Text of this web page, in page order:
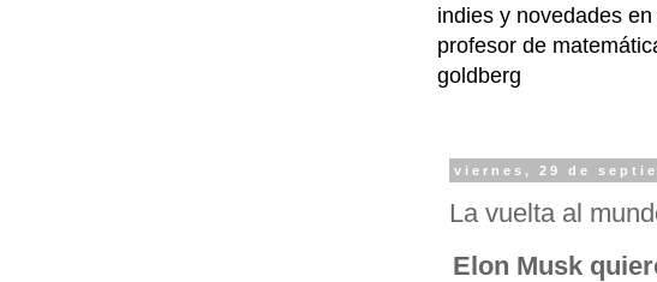
indies y novedades
profesor de
goldberg
viernes, 29 de
La vuelta al
Elon Musk